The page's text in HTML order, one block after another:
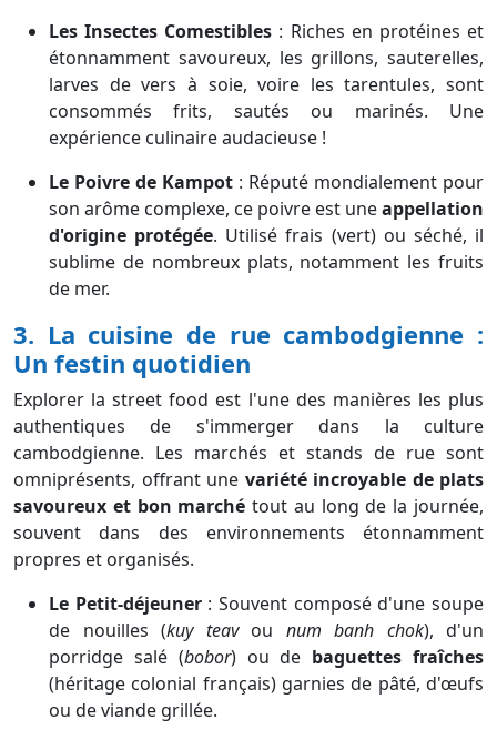
Les Insectes Comestibles : Riches en protéines et
étonnamment savoureux, les grillons, sauterelles,
larves de vers à soie, voire les tarentules, sont
consommés frits, sautés ou marinés. Une
expérience culinaire audacieuse !
Le Poivre de Kampot : Réputé mondialement pour
son arôme complexe, ce poivre est uneappellation
d'origine protégée. Utilisé frais (vert) ou séché, il
sublime de nombreux plats, notamment les fruits
de mer.
3. La cuisine de rue cambodgienne :
Un festin quotidien
Explorer la street food est l'une des manières les plus
authentiques de s'immerger dans la culture
cambodgienne. Les marchés et stands de rue sont
omniprésents, offrant une variété incroyable de plats
savoureux et bon marché tout au long de la journée,
souvent dans des environnements étonnamment
propres et organisés.
Le Petit-déjeuner: Souvent composé d'une soupe
de nouilles (kuy teavou num banh chok), d'un
porridge salé (bobor) ou de baguettes fraîches
(héritage colonial français) garnies de pâté, d'œufs
ou de viande grillée.